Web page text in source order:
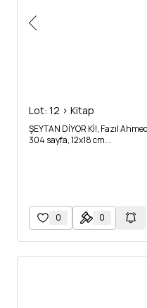
Lot: 12 > Kitap
ŞEYTAN DİYOR Kİ!, Fazıl
304 sayfa, 12x18 cm...
0 0